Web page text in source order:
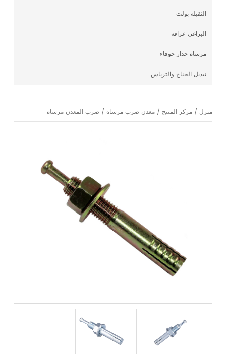
الثقيلة بولت
البراغي عرافة
مرساة جدار جوفاء
تبديل الجناح والترباس
منزل/ مركز المنتج/ معدن ضرب مرساة/ ضرب المعدن مرساة